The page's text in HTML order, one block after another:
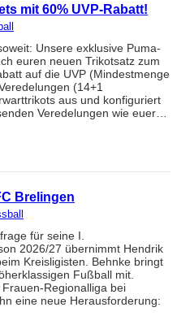
mit 60% UVP-Rabatt!
Unsere exklusive Puma-
euren neuen Trikotsatz zum
auf die UVP (Mindestmenge
(14+1
aus und konfiguriert
Veredelungen wie euer…
Brelingen
für seine I.
2026/27 übernimmt Hendrik
Kreisligisten. Behnke bringt
Fußball mit.
Regionalliga bei
eine neue Herausforderung: